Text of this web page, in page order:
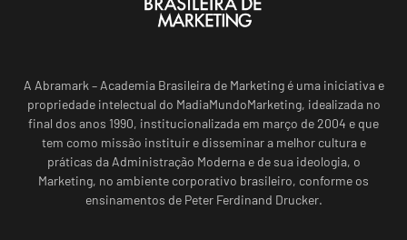
A Abramark – Academia Brasileira de Marketing é uma iniciativa e
propriedade intelectual do MadiaMundoMarketing, idealizada no
final dos anos 1990, institucionalizada em março de 2004 e que
tem como missão instituir e disseminar a melhor cultura e
práticas da Administração Moderna e de sua ideologia, o
Marketing, no ambiente corporativo brasileiro, conforme os
ensinamentos de Peter Ferdinand Drucker.